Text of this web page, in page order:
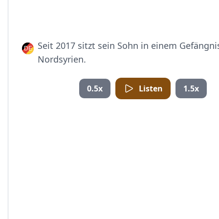
Seit 2017 sitzt sein Sohn in einem
Nordsyrien.
0.5x Listen 1.5x